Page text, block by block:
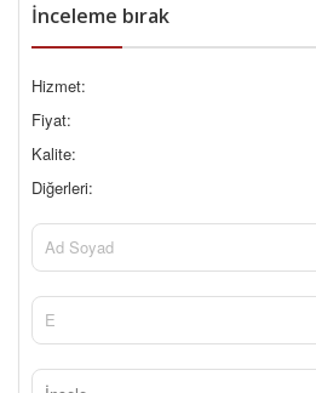
İnceleme bırak
Hizmet:
Fiyat:
Kalite:
Diğerleri: